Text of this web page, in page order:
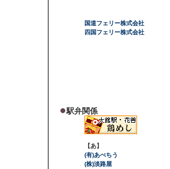
国道フェリー株式会社
四国フェリー株式会社
駅弁関係
【あ】
(有)あべちう
(株)淡路屋